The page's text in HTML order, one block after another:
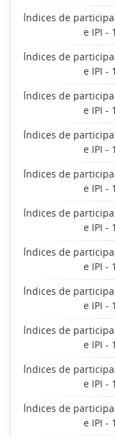
Índices de
e IPI -
Índices de
e IPI -
Índices de
e IPI -
Índices de
e IPI -
Índices de
e IPI -
Índices de
e IPI -
Índices de
e IPI -
Índices de
e IPI -
Índices de
e IPI -
Índices de
e IPI -
Índices de
e IPI -